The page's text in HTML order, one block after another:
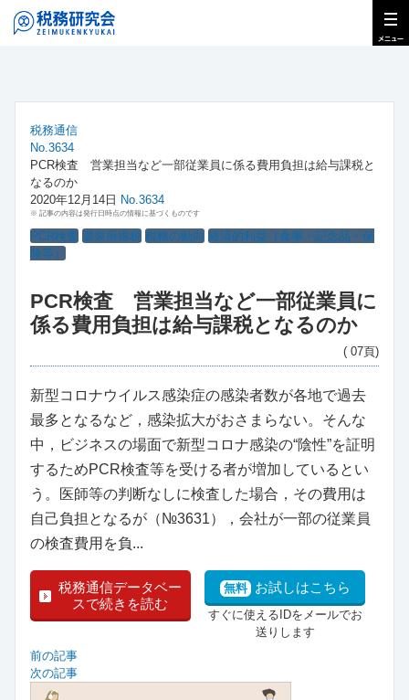
税務通信
No.3634
PCR検査 営業担当など一部従業員に係る費用負担は給与課税と
なるのか
2020年12月14日 No.3634
※ 記事の内容は発行日時点の情報に基づくものです
PCR検査 源泉所得税 税務の動向 経済的利益（食事・記念品・保
険等）
PCR検査 営業担当など一部従業員に
係る費用負担は給与課税となるのか
( 07頁)
新型コロナウイルス感染症の感染者数が各地で過去
最多となるなど，感染拡大がおさまらない。そんな
中，ビジネスの場面で新型コロナ感染の“陰性”を証明
するためPCR検査等を受ける者が増加しているとい
う。医師等の判断なしに検査した場合，その費用は
自己負担となるが（№3631），会社が一部の従業員
の検査費用を負...
税務通信データベー
スで続きを読む
無料 お試しはこちら
すぐに使えるIDをメールでお
送りします
前の記事
次の記事